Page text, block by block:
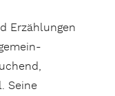
Erzählungen
Seine